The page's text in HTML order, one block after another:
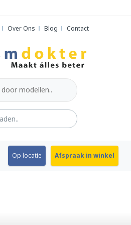
Over Ons Blog Contact
Op locatie Afspraak in winkel